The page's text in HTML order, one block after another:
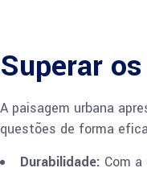
Superar
A paisagem urbana
questões de forma
Durabilidade: Com